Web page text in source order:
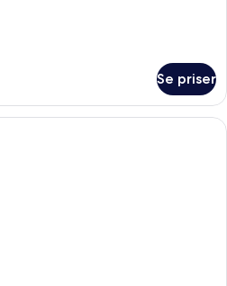
Se priser